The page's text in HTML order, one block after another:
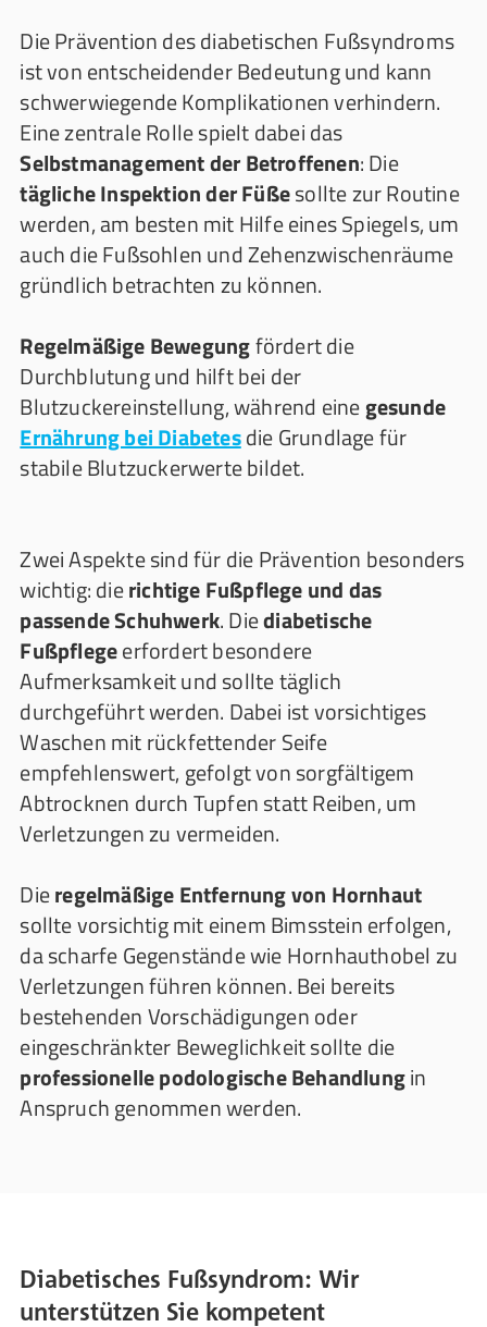
Die Prävention des diabetischen Fußsyndroms
ist von entscheidender Bedeutung und kann
schwerwiegende Komplikationen verhindern.
Eine zentrale Rolle spielt dabei das
Selbstmanagement der Betroffenen: Die
tägliche Inspektion der Füßesollte zur Routine
werden, am besten mit Hilfe eines Spiegels, um
auch die Fußsohlen und Zehenzwischenräume
gründlich betrachten zu können.
Regelmäßige Bewegungfördert die
Durchblutung und hilft bei der
Blutzuckereinstellung, während einegesunde
Ernährung bei Diabetesdie Grundlage für
stabile Blutzuckerwerte bildet.
Zwei Aspekte sind für die Prävention besonders
wichtig: dierichtige Fußpflege und das
passende Schuhwerk. Diediabetische
Fußpflegeerfordert besondere
Aufmerksamkeit und sollte täglich
durchgeführt werden. Dabei ist vorsichtiges
Waschen mit rückfettender Seife
empfehlenswert, gefolgt von sorgfältigem
Abtrocknen durch Tupfen statt Reiben, um
Verletzungen zu vermeiden.
Dieregelmäßige Entfernung von Hornhaut
sollte vorsichtig mit einem Bimsstein erfolgen,
da scharfe Gegenstände wie Hornhauthobel zu
Verletzungen führen können. Bei bereits
bestehenden Vorschädigungen oder
eingeschränkter Beweglichkeit sollte die
professionelle podologische Behandlungin
Anspruch genommen werden.
Diabetisches Fußsyndrom: Wir
unterstützen Sie kompetent